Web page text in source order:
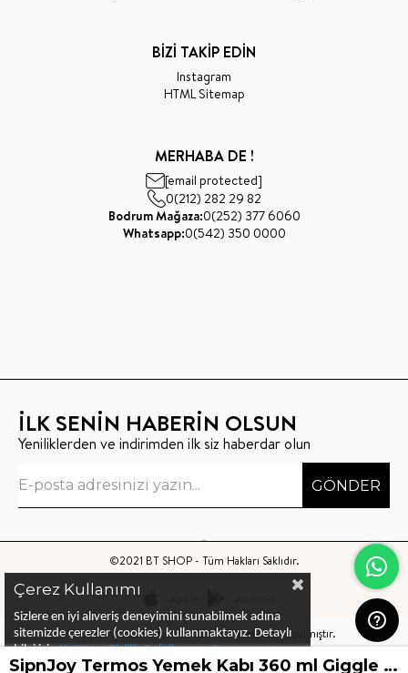
BİZİ TAKİP EDİN
Instagram
HTML Sitemap
MERHABA DE !
[email protected]
0(212) 282 29 82
Bodrum Mağaza:0(252) 377 6060
Whatsapp:0(542) 350 0000
İLK SENİN HABERİN OLSUN
Yeniliklerden ve indirimden ilk siz haberdar olun
GÖNDER
©2021 BT SHOP - Tüm Hakları Saklıdır.
Bu sitenin kurulumuKeyo Digitaltarafından yapılmıştır.
Çerez Kullanımı
Sizlere en iyi alıveriş deneyimini sunabilmek adına
sitemizde çerezler (cookies) kullanmaktayız. Detaylı
bilgi için KVKK ve Gizlilik Politikası veÇerez
Politikalarını inceleyebilirsiniz SipnJoy Termos Yemek Kabı 360 ml Giggle Giraffe